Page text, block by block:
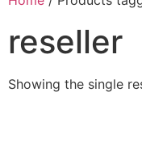
reseller
Showing the single